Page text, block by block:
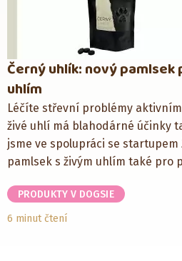
Černý uhlík: nový pamlsek
uhlím
Léčíte střevní problémy
živé uhlí má blahodárné účinky
jsme ve spolupráci se startupem
pamlsek s živým uhlím také pro
PRODUKTY V DOGSIE
6 minut čtení